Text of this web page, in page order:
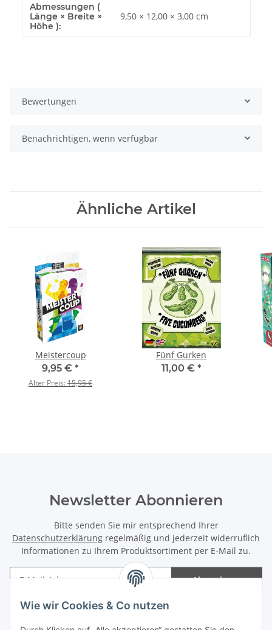
Wie wir Cookies & Co nutzen
Abmessungen (
Länge × Breite ×
Höhe ):
9,50 × 12,00 × 3,00 cm
Bewertungen
Benachrichtigen, wenn verfügbar
Ähnliche Artikel
Meistercoup
9,95 € *
Alter Preis:15,95 €
Fünf Gurken
11,00 € *
Newsletter Abonnieren
Bitte senden Sie mir entsprechend Ihrer
Datenschutzerklärung regelmäßig und jederzeit widerruflich
Informationen zu Ihrem Produktsortiment per E-Mail zu.
Abonnieren
Informationen